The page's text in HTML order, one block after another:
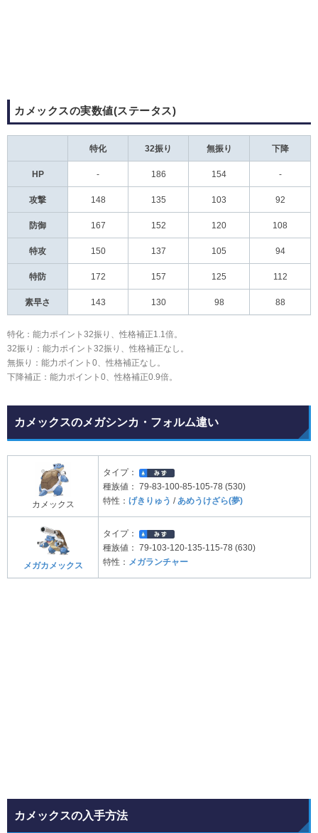
カメックスの実数値(ステータス)
特化 32振り 無振り 下降
HP - 186 154 -
攻撃 148 135 103 92
防御 167 152 120 108
特攻 150 137 105 94
特防 172 157 125 112
素早さ 143 130 98 88
特化：能力ポイント32振り、性格補正1.1倍。
32振り：能力ポイント32振り、性格補正なし。
無振り：能力ポイント0、性格補正なし。
下降補正：能力ポイント0、性格補正0.9倍。
カメックスのメガシンカ・フォルム違い
カメックス
タイプ：
種族値：
79-83-100-85-105-78 (530)
特性： げきりゅう / あめうけざら(夢)
メガカメックス
タイプ：
種族値：
79-103-120-135-115-78 (630)
特性：
メガランチャー
カメックスの入手方法